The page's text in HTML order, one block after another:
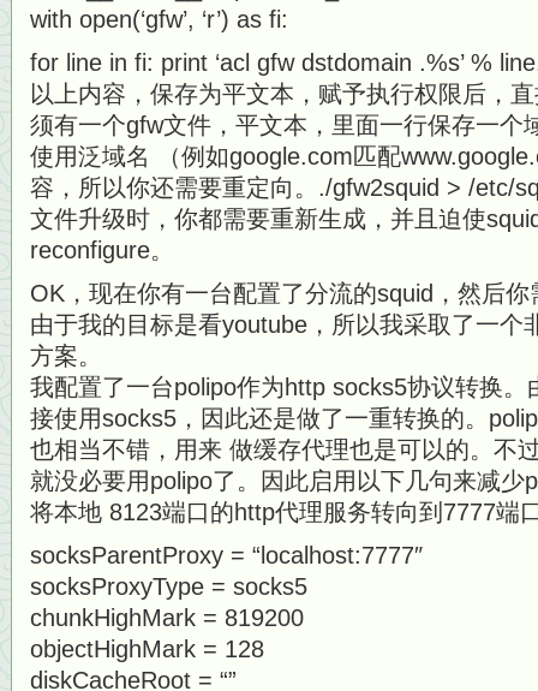
with open(‘gfw’, ‘r’) as fi:
for line in fi: print ‘acl gfw dstdomain .%s’ %
以上内容，保存为平文本，赋予执行权限后，
须有一个gfw文件，平文本，里面一行保存一个
使用泛域名 （例如google.com匹配
容，所以你还需要重定向。./gfw2squid > /etc/
文件升级时，你都需要重新生成，并且迫使
reconfigure。
OK，现在你有一台配置了分流的squid，然后
由于我的目标是看youtube，所以我采取了一个
方案。
我配置了一台polipo作为http socks5协议转换。
接使用socks5，因此还是做了一重转换的。
也相当不错，用来 做缓存代理也是可以的。不
就没必要用polipo了。因此启用以下几句来减少
将本地 8123端口的http代理服务转向到7777端
socksParentProxy = “localhost:7777″
socksProxyType = socks5
chunkHighMark = 819200
objectHighMark = 128
diskCacheRoot = “”